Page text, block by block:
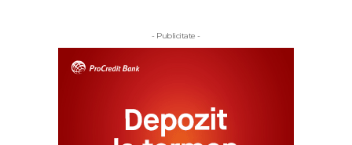
- Publicitate -